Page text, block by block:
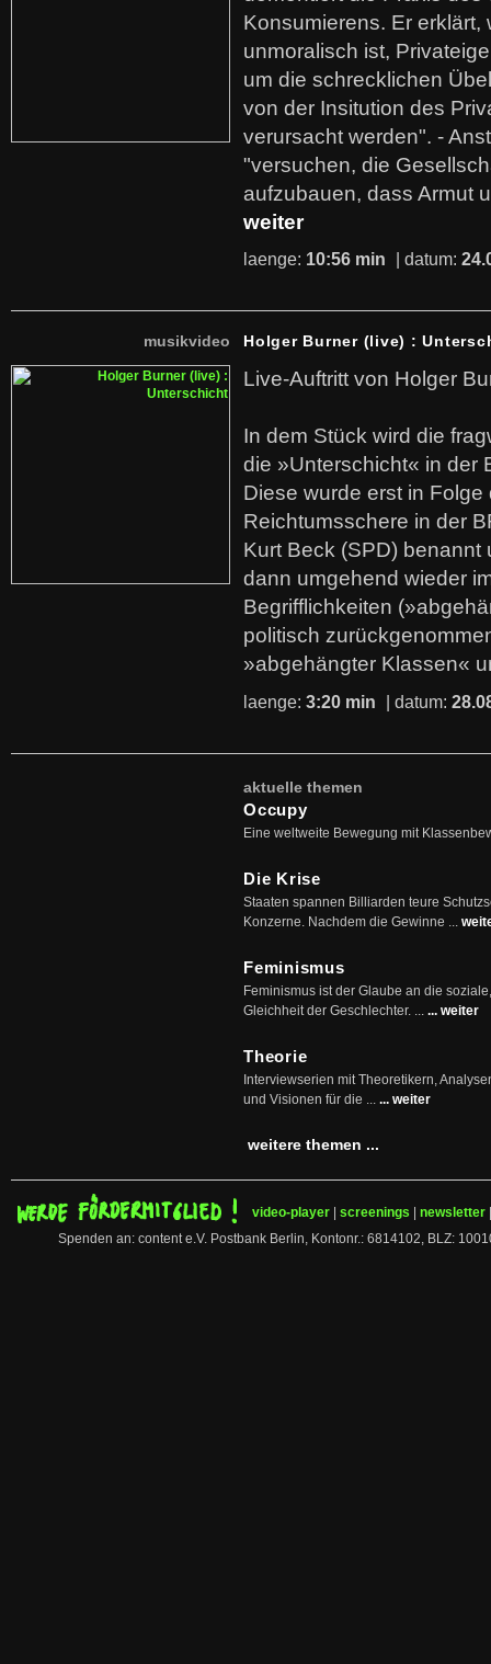
Konsumierens. Er erklärt,
unmoralisch ist,
um die schrecklichen
von der Insitution des
verursacht werden". -
"versuchen, die
aufzubauen, dass Armut
weiter
laenge: 10:56 min | datum:
musikvideo Holger Burner (live) :
Live-Auftritt von Holger
In dem Stück wird die
die »Unterschicht« in der
Diese wurde erst in
Reichtumsschere in der
Kurt Beck (SPD)
dann umgehend wieder
Begrifflichkeiten
politisch
»abgehängter Klassen«
laenge: 3:20 min | datum:
aktuelle themen
Occupy
Eine weltweite Bewegung mit
Die Krise
Staaten spannen Billiarden teure
Konzerne. Nachdem die Gewinne ...
Feminismus
Feminismus ist der Glaube an die
Gleichheit der Geschlechter. ... ... weiter
Theorie
Interviewserien mit Theoretikern,
und Visionen für die ... ... weiter
weitere themen ...
video-player screenings newsletter
Spenden an: content e.V. Postbank Berlin, Kontonr.: 6814102, BLZ: